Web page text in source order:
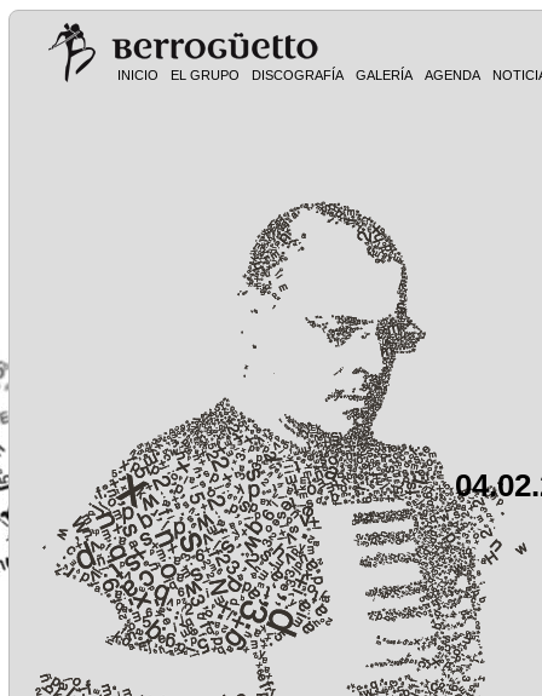
INICIO EL GRUPO DISCOGRAFÍA GALERÍA AGENDA